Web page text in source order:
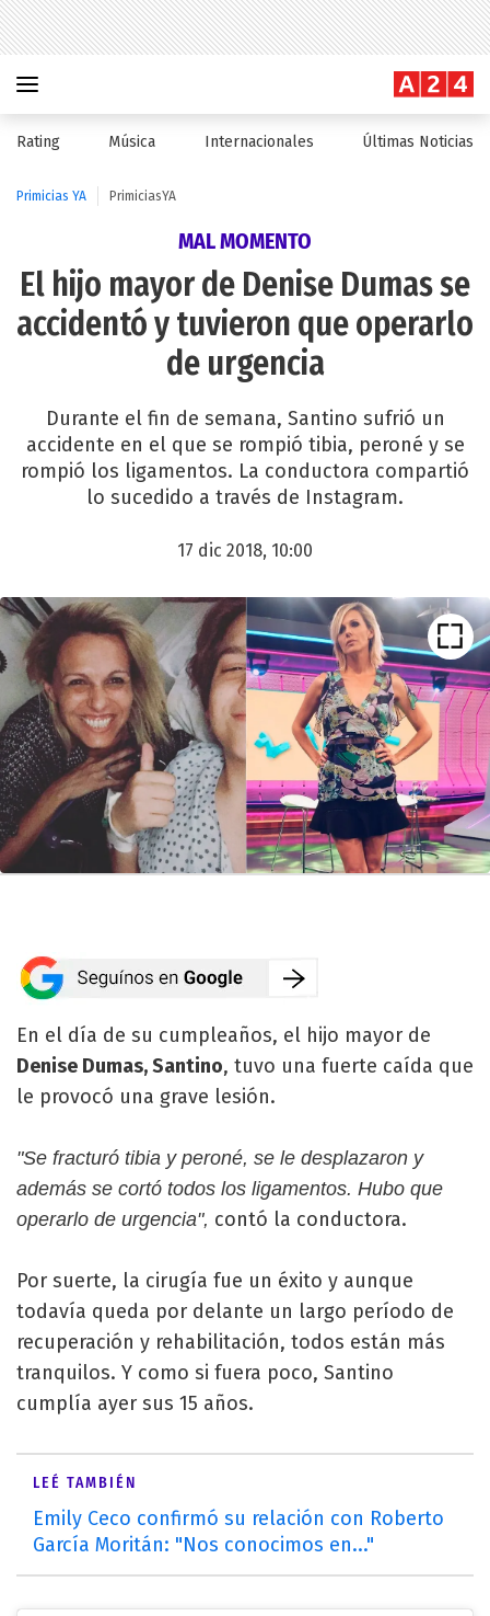
Rating Música Internacionales Últimas Noticias
Primicias YA PrimiciasYA
MAL MOMENTO
El hijo mayor de Denise Dumas se
accidentó y tuvieron que operarlo
de urgencia
Durante el fin de semana, Santino sufrió un
accidente en el que se rompió tibia, peroné y se
rompió los ligamentos. La conductora compartió
lo sucedido a través de Instagram.
17 dic 2018, 10:00
En el día de su cumpleaños, el hijo mayor de
Denise Dumas, Santino, tuvo una fuerte caída que
le provocó una grave lesión.
"Se fracturó tibia y peroné, se le desplazaron y
además se cortó todos los ligamentos. Hubo que
operarlo de urgencia", contó la conductora.
Por suerte, la cirugía fue un éxito y aunque
todavía queda por delante un largo período de
recuperación y rehabilitación, todos están más
tranquilos. Y como si fuera poco, Santino
cumplía ayer sus 15 años.
LEÉ TAMBIÉN
Emily Ceco confirmó su relación con Roberto
García Moritán: "Nos conocimos en..."